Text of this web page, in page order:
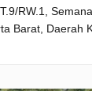
RW.1,
Barat, Daerah